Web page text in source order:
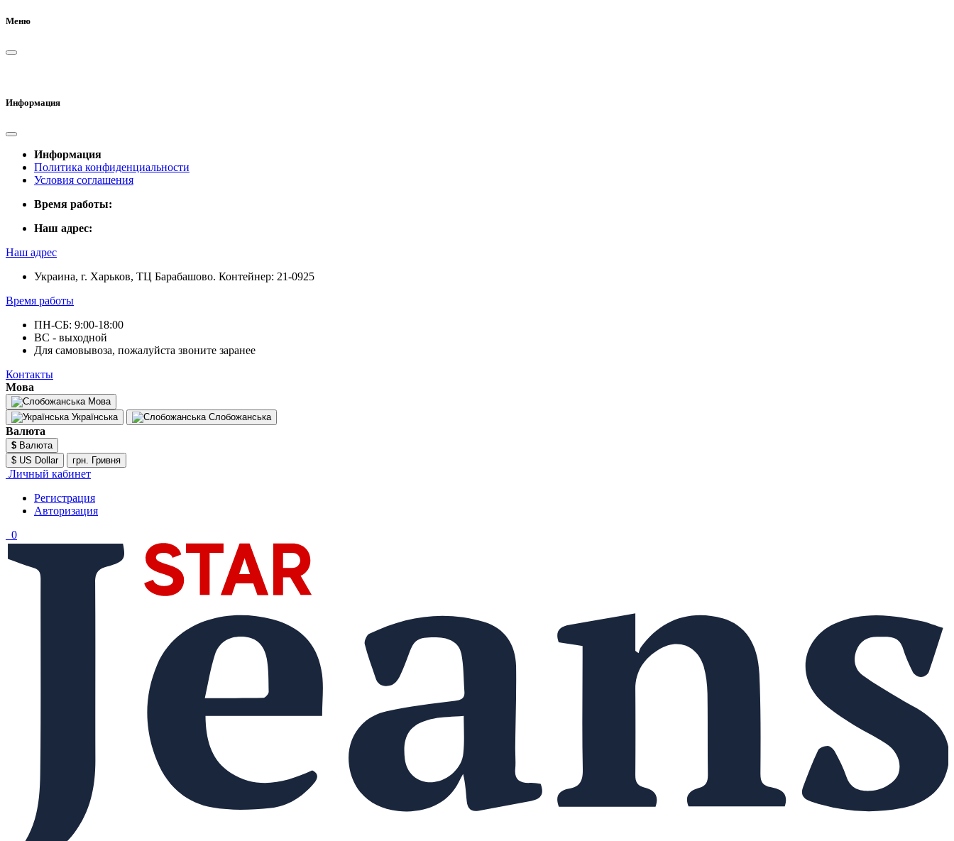
Меню
Информация
Информация
Политика конфиденциальности
Условия соглашения
Время работы:
Наш адрес:
Наш адрес
Украина, г. Харьков, ТЦ Барабашово. Контейнер: 21-0925
Время работы
ПН-СБ: 9:00-18:00
ВС - выходной
Для самовывоза, пожалуйста звоните заранее
Контакты
Мова
Мова
Українська
Слобожанська
Валюта
$ Валюта
$ US Dollar
грн. Гривня
Личный кабинет
Регистрация
Авторизация
0